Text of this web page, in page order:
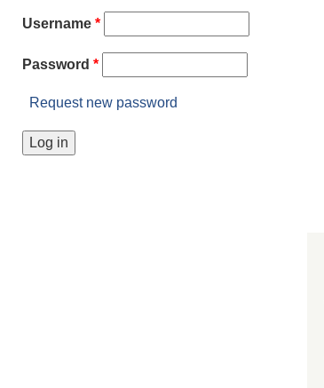
Username *
Password *
Request new password